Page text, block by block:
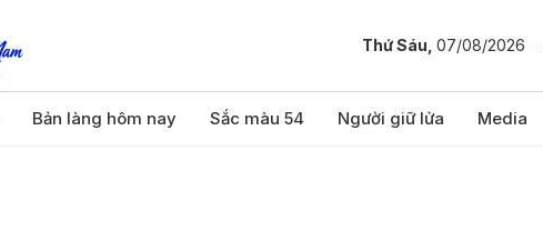
Thứ Sáu, 07/08/2026
Bản làng hôm nay Sắc màu 54 Người giữ lửa Media